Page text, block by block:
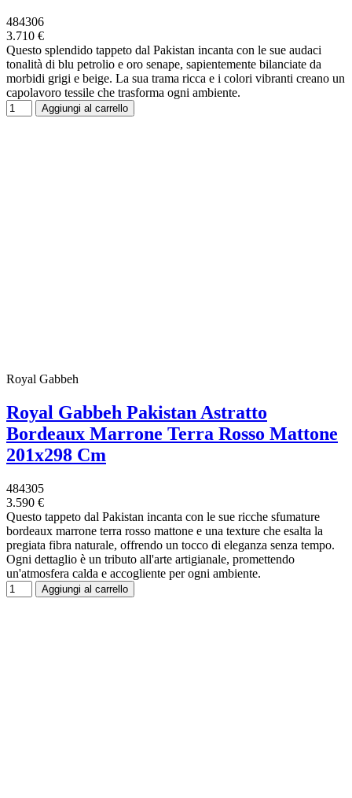
484306
3.710 €
Questo splendido tappeto dal Pakistan incanta con le sue audaci
tonalità di blu petrolio e oro senape, sapientemente bilanciate da
morbidi grigi e beige. La sua trama ricca e i colori vibranti creano un
capolavoro tessile che trasforma ogni ambiente.
Aggiungi al carrello
Royal Gabbeh
Royal Gabbeh Pakistan Astratto
Bordeaux Marrone Terra Rosso Mattone
201x298 Cm
484305
3.590 €
Questo tappeto dal Pakistan incanta con le sue ricche sfumature
bordeaux marrone terra rosso mattone e una texture che esalta la
pregiata fibra naturale, offrendo un tocco di eleganza senza tempo.
Ogni dettaglio è un tributo all'arte artigianale, promettendo
un'atmosfera calda e accogliente per ogni ambiente.
Aggiungi al carrello